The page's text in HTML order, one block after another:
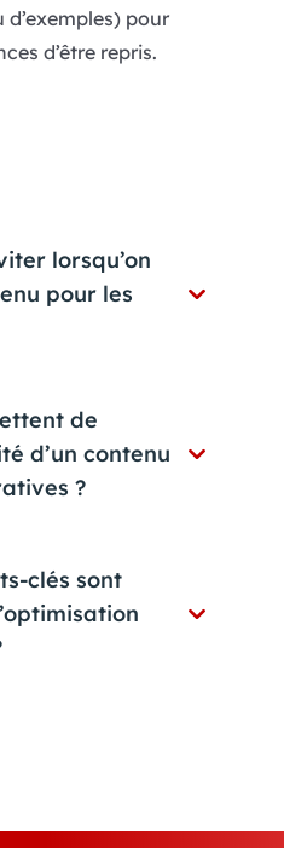
pour
d’être repris.
lorsqu’on
pour les
de
d’un contenu
?
clés sont